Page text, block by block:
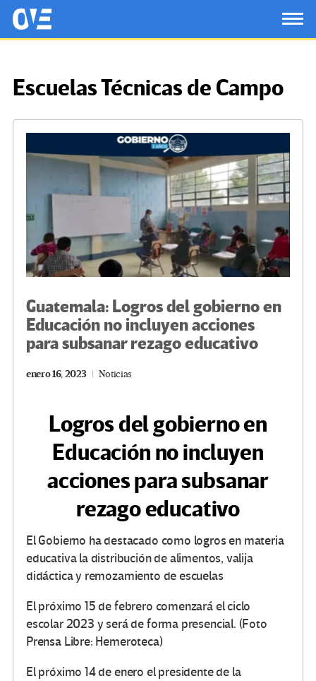
Saltar al contenido principal
OtrasVocesenEducacion.org
Escuelas Técnicas de Campo
Guatemala: Logros del gobierno en
Educación no incluyen acciones
para subsanar rezago educativo
enero 16, 2023 Noticias
Logros del gobierno en
Educación no incluyen
acciones para subsanar
rezago educativo
El Gobierno ha destacado como logros en materia
educativa la distribución de alimentos, valija
didáctica y remozamiento de escuelas
El próximo 15 de febrero comenzará el ciclo
escolar 2023 y será de forma presencial. (Foto
Prensa Libre: Hemeroteca)
El próximo 14 de enero el presidente de la